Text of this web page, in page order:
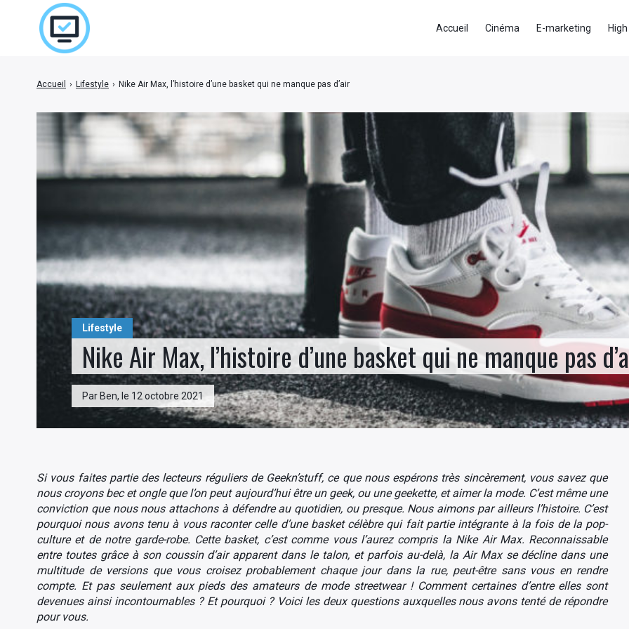
Lifestyle
Nike Air Max, l’histoire d’une basket qui ne manque pas
Par Ben, le 12 octobre 2021
Accueil › Lifestyle › Nike Air Max, l’histoire d’une basket qui ne manque pas d’air
Si vous faites partie des lecteurs réguliers de Geekn’stuff, ce que nous espérons très sincèrement, vous savez que
nous croyons bec et ongle que l’on peut aujourd’hui être un geek, ou une geekette, et aimer la mode. C’est même une
conviction que nous nous attachons à défendre au quotidien, ou presque. Nous aimons par ailleurs l’histoire. C’est
pourquoi nous avons tenu à vous raconter celle d’une basket célèbre qui fait partie intégrante à la fois de la pop-
culture et de notre garde-robe. Cette basket, c’est comme vous l’aurez compris la Nike Air Max. Reconnaissable
entre toutes grâce à son coussin d’air apparent dans le talon, et parfois au-delà, la Air Max se décline dans une
multitude de versions que vous croisez probablement chaque jour dans la rue, peut-être sans vous en rendre
compte. Et pas seulement aux pieds des amateurs de mode streetwear ! Comment certaines d’entre elles sont
devenues ainsi incontournables ? Et pourquoi ? Voici les deux questions auxquelles nous avons tenté de répondre
pour vous.
Accueil Cinéma E-marketing
Rechercher